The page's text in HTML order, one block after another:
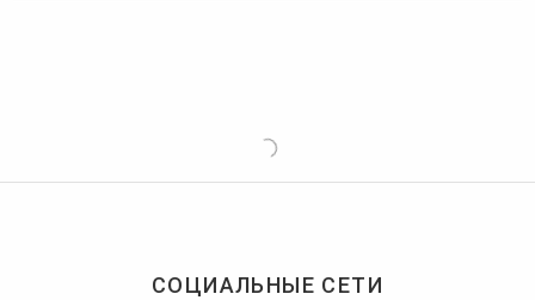
СОЦИАЛЬНЫЕ СЕТИ